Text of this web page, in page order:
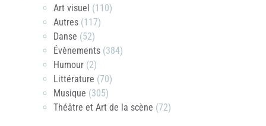
Art visuel (110)
Autres (117)
Danse (52)
Évènements (384)
Humour (2)
Littérature (70)
Musique (305)
Théâtre et Art de la scène (72)